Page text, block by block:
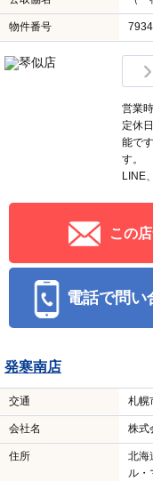
物件番号
営業
定休
能で
す。
LINE
この
電話で問い
発寒南店
交通 札幌
会社名 株
住所
北海
ル・